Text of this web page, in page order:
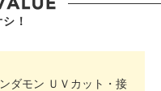
：なし
！
ダモン ＵＶカット・接